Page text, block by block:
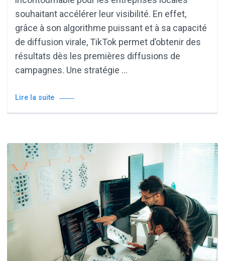
souhaitant accélérer leur visibilité. En effet,
grâce à son algorithme puissant et à sa capacité
de diffusion virale, TikTok permet d’obtenir des
résultats dès les premières diffusions de
campagnes. Une stratégie …
Lire la suite